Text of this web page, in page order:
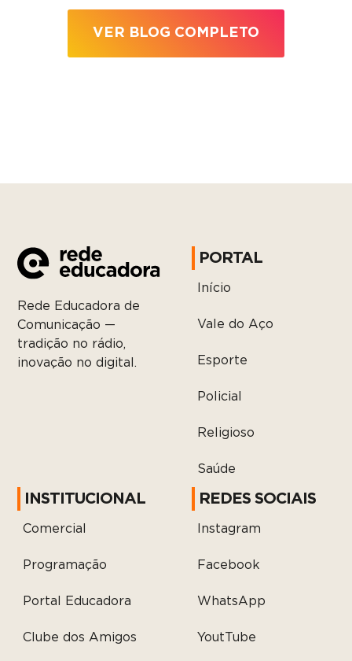
VER BLOG COMPLETO
Rede Educadora de
Comunicação —
tradição no rádio,
inovação no digital.
PORTAL
Início
Vale do Aço
Esporte
Policial
Religioso
Saúde
INSTITUCIONAL
Comercial
Programação
Portal Educadora
Clube dos Amigos
REDES SOCIAIS
Instagram
Facebook
WhatsApp
YoutTube